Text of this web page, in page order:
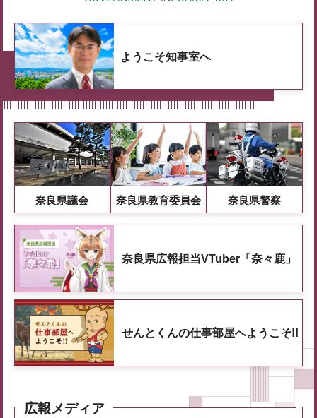
ようこそ知事室へ
奈良県議会 奈良県教育委員会 奈良県警察
奈良県広報担当VTuber「奈々鹿」
せんとくんの仕事部屋へようこそ!!
広報メディア